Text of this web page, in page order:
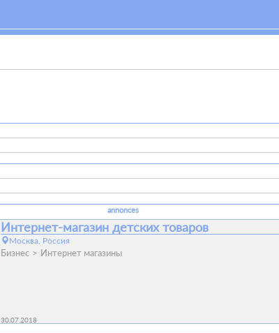
annonces
Интернет-магазин детских товаров
Москва, Россия
Бизнес Интернет магазины
30.07.2018